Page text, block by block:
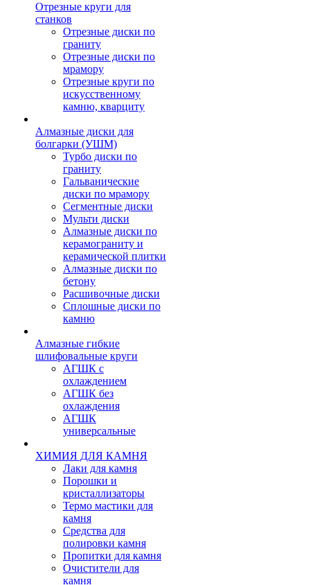
Отрезные круги для
станков
Отрезные диски по
граниту
Отрезные диски по
мрамору
Отрезные круги по
искусственному
камню, кварциту
Алмазные диски для
болгарки (УШМ)
Турбо диски по
граниту
Гальванические
диски по мрамору
Сегментные диски
Мульти диски
Алмазные диски по
керамограниту и
керамической плитки
Алмазные диски по
бетону
Расшивочные диски
Сплошные диски по
камню
Алмазные гибкие
шлифовальные круги
АГШК с
охлаждением
АГШК без
охлаждения
АГШК
универсальные
ХИМИЯ ДЛЯ КАМНЯ
Лаки для камня
Порошки и
кристаллизаторы
Термо мастики для
камня
Средства для
полировки камня
Пропитки для камня
Очистители для
камня